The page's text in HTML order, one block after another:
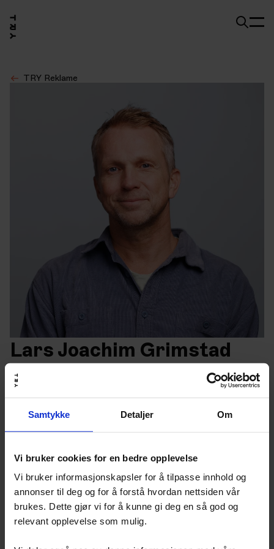
Samtykke Detaljer Om
Vi bruker cookies for en bedre opplevelse
Vi bruker informasjonskapsler for å tilpasse innhold og
annonser til deg og for å forstå hvordan nettsiden vår
brukes. Dette gjør vi for å kunne gi deg en så god og
relevant opplevelse som mulig.
TRY Reklame
Lars Joachim Grimstad
Kreativ leder, TRY Reklame
TRY Reklame
Lars Joachim Grimstad er kreativ leder og
Han har studiebakgrunn fra UiO med en cand.mag-grad
(jus + statsvitenskap).
Han har vært tekstforfatter i reklamebransjen siden
1999 – hele tiden i team med Egil Pay (AD). De jobbet